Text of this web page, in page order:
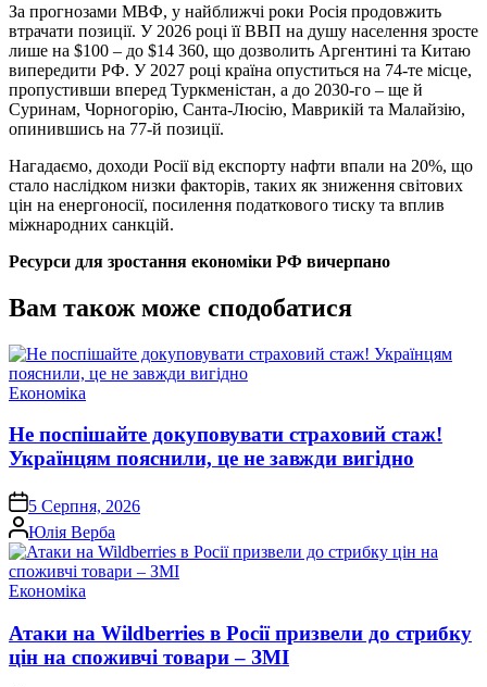
За прогнозами МВФ, у найближчі роки Росія продовжить
втрачати позиції. У 2026 році її ВВП на душу населення зросте
лише на $100 – до $14 360, що дозволить Аргентині та Китаю
випередити РФ. У 2027 році країна опуститься на 74-те місце,
пропустивши вперед Туркменістан, а до 2030-го – ще й
Суринам, Чорногорію, Санта-Люсію, Маврикій та Малайзію,
опинившись на 77-й позиції.
Нагадаємо, доходи Росії від експорту нафти впали на 20%, що
стало наслідком низки факторів, таких як зниження світових
цін на енергоносії, посилення податкового тиску та вплив
міжнародних санкцій.
Ресурси для зростання економіки РФ вичерпано
Вам також може сподобатися
Опублікувати
Економіка
Не поспішайте докуповувати страховий стаж!
Українцям пояснили, це не завжди вигідно
on 5 Серпня, 2026
Опубліковано
Юлія Верба
Опублікувати
Економіка
Атаки на Wildberries в Росії призвели до стрибку
цін на споживчі товари – ЗМІ